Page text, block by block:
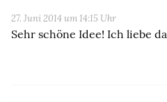
27. Juni 2014 um 14:15 Uhr
Sehr schöne Idee! Ich liebe